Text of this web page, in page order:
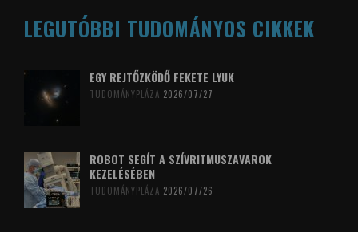
LEGUTÓBBI TUDOMÁNYOS CIKKEK
EGY REJTŐZKÖDŐ FEKETE LYUK
TUDOMÁNYPLÁZA 2026/07/27
ROBOT SEGÍT A SZÍVRITMUSZAVAROK
KEZELÉSÉBEN
TUDOMÁNYPLÁZA 2026/07/26